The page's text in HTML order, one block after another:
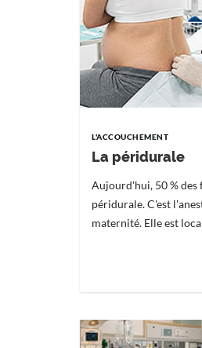
L'ACCOUCHEMENT
La péridurale
Aujourd'hui, 50 % des
péridurale. C'est
maternité. Elle est